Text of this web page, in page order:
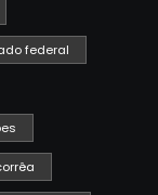
federal